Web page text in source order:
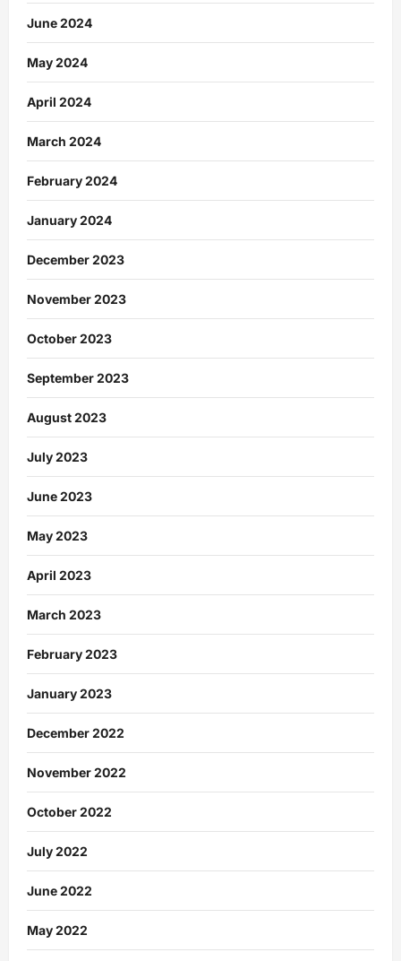
June 2024
May 2024
April 2024
March 2024
February 2024
January 2024
December 2023
November 2023
October 2023
September 2023
August 2023
July 2023
June 2023
May 2023
April 2023
March 2023
February 2023
January 2023
December 2022
November 2022
October 2022
July 2022
June 2022
May 2022